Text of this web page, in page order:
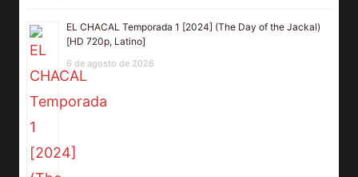
EL CHACAL Temporada 1 [2024] (The Day of the Jackal)
[HD 720p, Latino]
6 de agosto de 2026